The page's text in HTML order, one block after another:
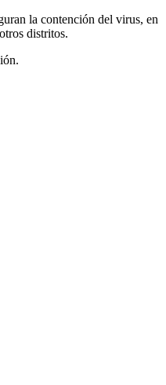
la contención del virus, en
distritos.